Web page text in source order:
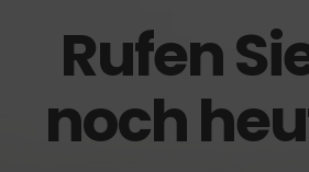
Rufen
noch